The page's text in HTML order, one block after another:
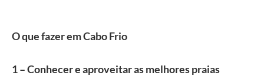
O que fazer em Cabo Frio
1 – Conhecer e aproveitar as melhores praias